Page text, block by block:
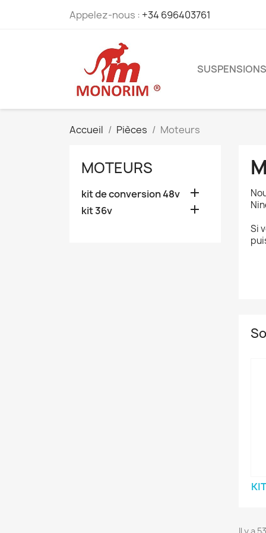
Appelez-nous : +34 696403761
SUSPENSIONS
Accueil Pièces Moteurs
MOTEURS
kit de conversion 48v 
kit 36v 
Si